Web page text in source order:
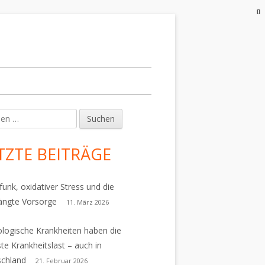
BEITRÄGE
oxidativer Stress und die
Vorsorge
11. März 2026
Krankheiten haben die
Krankheitslast – auch in
21. Februar 2026